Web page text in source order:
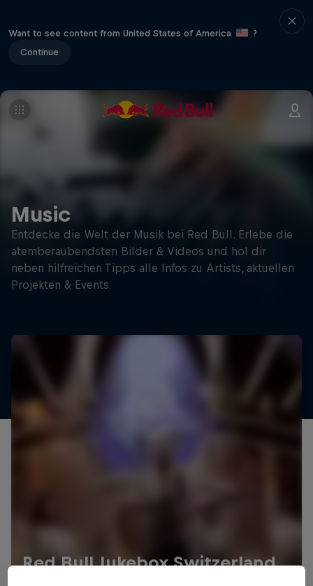
Want to see content from United States of America
?
Continue
Music
Entdecke die Welt der Musik bei Red Bull. Erlebe die
atemberaubendsten Bilder & Videos und hol dir
neben hilfreichen Tipps alle Infos zu Artists, aktuellen
Projekten & Events.
Red Bull Jukebox Switzerland